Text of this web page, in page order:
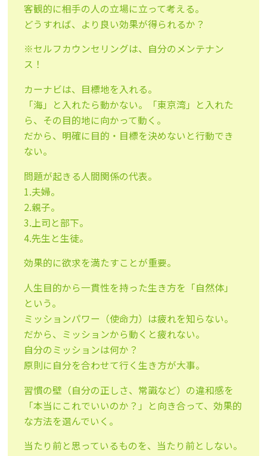
客観的に相手の人の立場に立って考える。
どうすれば、より良い効果が得られるか？
※セルフカウンセリングは、自分のメンテナン
ス！
カーナビは、目標地を入れる。
「海」と入れたら動かない。「東京湾」と入れた
ら、その目的地に向かって動く。
だから、明確に目的・目標を決めないと行動でき
ない。
問題が起きる人間関係の代表。
1.夫婦。
2.親子。
3.上司と部下。
4.先生と生徒。
効果的に欲求を満たすことが重要。
人生目的から一貫性を持った生き方を「自然体」
という。
ミッションパワー（使命力）は疲れを知らない。
だから、ミッションから動くと疲れない。
自分のミッションは何か？
原則に自分を合わせて行く生き方が大事。
習慣の壁（自分の正しさ、常識など）の違和感を
「本当にこれでいいのか？」と向き合って、効果的
な方法を選んでいく。
当たり前と思っているものを、当たり前としない。